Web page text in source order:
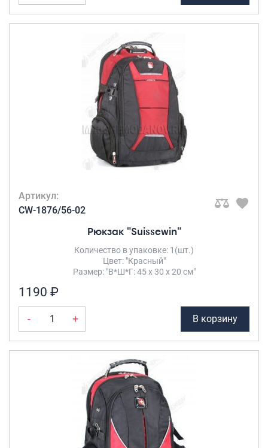
Артикул:
CW-1876/56-02
Рюкзак "Suissewin"
Количество в упаковке: 1(шт.)
Цвет: "Красный"
Размер: "В*Ш*Г: 45 х 30 х 20 см"
1190 ₽
- + В корзину